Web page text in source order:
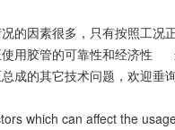
的因素很多，只有按照工况
使用胶管的可靠性和经济性
成的其它技术问题，欢迎垂询
which can affect the